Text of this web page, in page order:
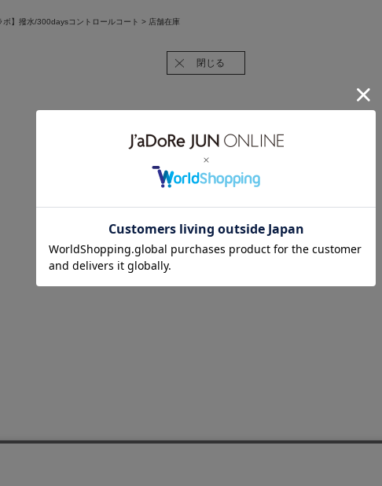
ボ】撥水/300daysコントロールコート > 店舗在庫
閉じる